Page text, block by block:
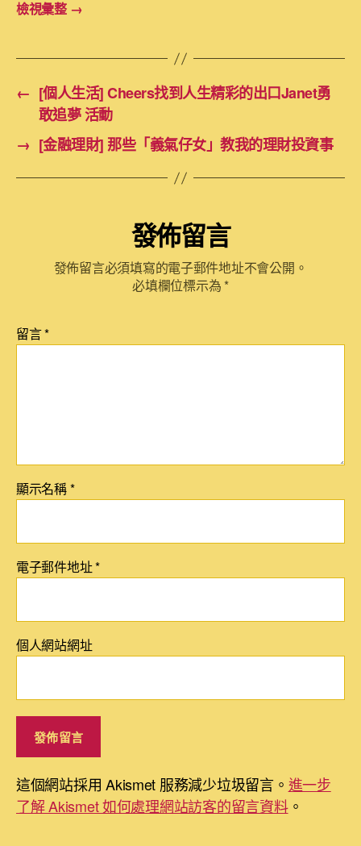
檢視彙整 →
← [個人生活] Cheers找到人生精彩的出口Janet勇
敢追夢 活動
→ [金融理財] 那些「義氣仔女」教我的理財投資事
發佈留言
發佈留言必須填寫的電子郵件地址不會公開。
必填欄位標示為 *
留言*
顯示名稱*
電子郵件地址*
個人網站網址
這個網站採用 Akismet 服務減少垃圾留言。 進一步
了解 Akismet 如何處理網站訪客的留言資料。